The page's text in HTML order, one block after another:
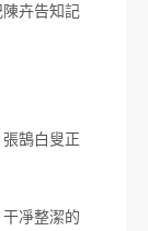
陳卉告知記
鵠白叟正
凈整潔的